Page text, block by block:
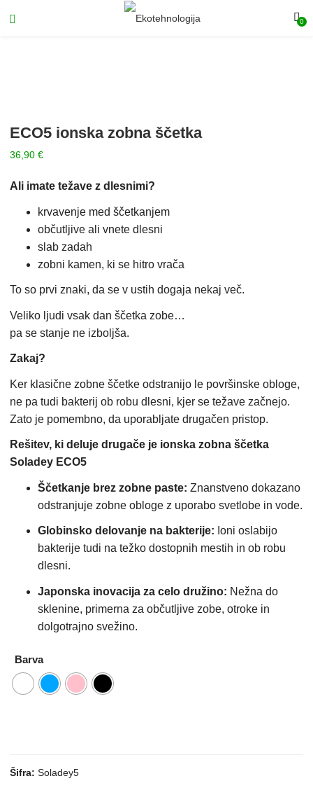
0
ECO5 ionska zobna ščetka
36,90€
Ali imate težave z dlesnimi?
krvavenje med ščetkanjem
občutljive ali vnete dlesni
slab zadah
zobni kamen, ki se hitro vrača
To so prvi znaki, da se v ustih dogaja nekaj več.
Veliko ljudi vsak dan ščetka zobe…
pa se stanje ne izboljša.
Zakaj?
Ker klasične zobne ščetke odstranijo le površinske obloge,
ne pa tudi bakterij ob robu dlesni, kjer se težave začnejo.
Zato je pomembno, da uporabljate drugačen pristop.
Rešitev, ki deluje drugače je ionska zobna ščetka
Soladey ECO5
Ščetkanje brez zobne paste: Znanstveno dokazano
odstranjuje zobne obloge z uporabo svetlobe in vode.
Globinsko delovanje na bakterije: Ioni oslabijo
bakterije tudi na težko dostopnih mestih in ob robu
dlesni.
Japonska inovacija za celo družino: Nežna do
sklenine, primerna za občutljive zobe, otroke in
dolgotrajno svežino.
Barva
Šifra:Soladey5